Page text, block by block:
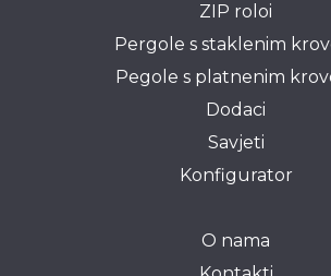
ZIP roloi
Pergole s staklenim
Pegole s platnenim
Dodaci
Savjeti
Konfigurator
O nama